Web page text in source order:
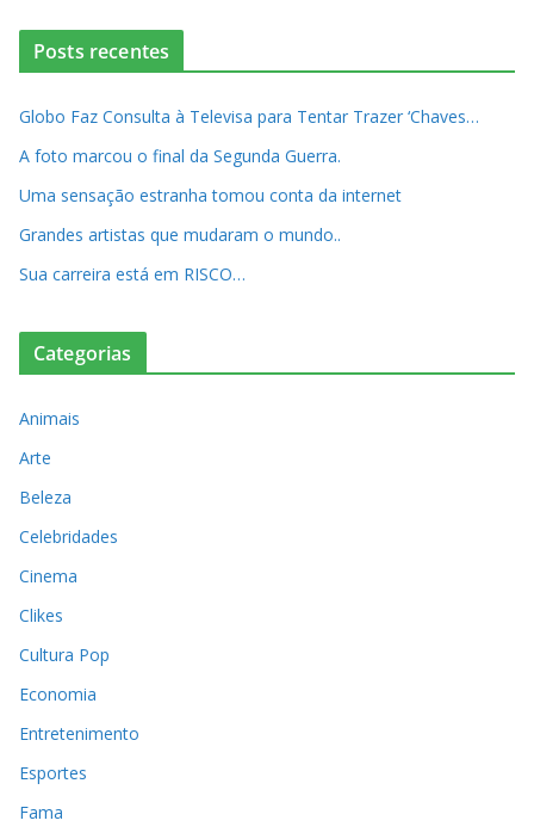
Posts recentes
Globo Faz Consulta à Televisa para Tentar Trazer ‘Chaves…
A foto marcou o final da Segunda Guerra.
Uma sensação estranha tomou conta da internet
Grandes artistas que mudaram o mundo..
Sua carreira está em RISCO…
Categorias
Animais
Arte
Beleza
Celebridades
Cinema
Clikes
Cultura Pop
Economia
Entretenimento
Esportes
Fama